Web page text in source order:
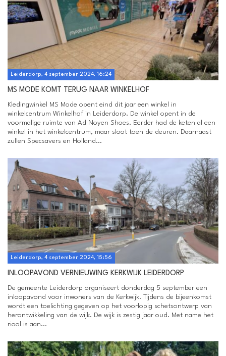
Leiderdorp, 4 september 2024, 16:24
MS MODE KOMT TERUG NAAR WINKELHOF
Kledingwinkel MS Mode opent eind dit jaar een winkel in
winkelcentrum Winkelhof in Leiderdorp. De winkel opent in de
voormalige ruimte van Ad Noyen Shoes. Eerder had de keten al een
winkel in het winkelcentrum, maar sloot toen de deuren. Daarnaast
zullen Specsavers en Holland...
Leiderdorp, 4 september 2024, 15:56
INLOOPAVOND VERNIEUWING KERKWIJK LEIDERDORP
De gemeente Leiderdorp organiseert donderdag 5 september een
inloopavond voor inwoners van de Kerkwijk. Tijdens de bijeenkomst
wordt een toelichting gegeven op het voorlopig schetsontwerp van
herontwikkeling van de wijk. De wijk is zestig jaar oud. Met name het
riool is aan...